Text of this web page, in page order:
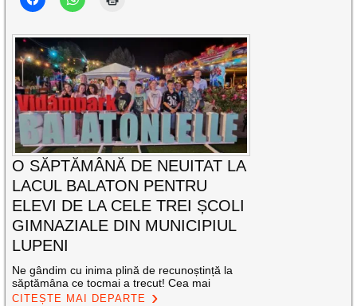
O SĂPTĂMÂNĂ DE NEUITAT LA
LACUL BALATON PENTRU
ELEVI DE LA CELE TREI ȘCOLI
GIMNAZIALE DIN MUNICIPIUL
LUPENI
Ne gândim cu inima plină de recunoștință la
săptămâna ce tocmai a trecut! Cea mai
CITEȘTE MAI DEPARTE